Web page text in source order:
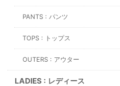
PANTS : パンツ
TOPS : トップス
OUTERS : アウター
LADIES : レディース